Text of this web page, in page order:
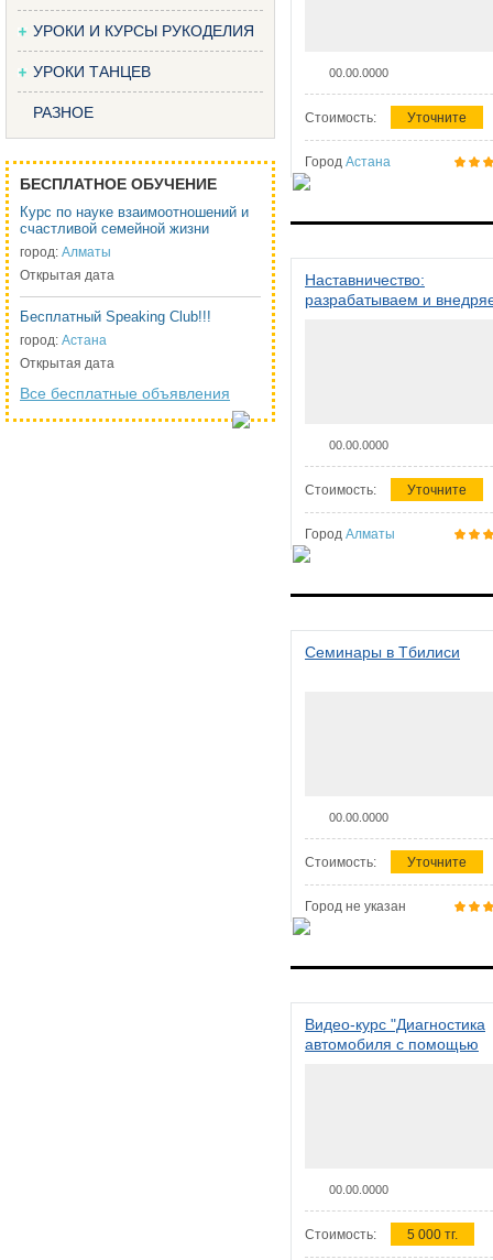
УРОКИ И КУРСЫ РУКОДЕЛИЯ
УРОКИ ТАНЦЕВ
РАЗНОЕ
БЕСПЛАТНОЕ ОБУЧЕНИЕ
Курс по науке взаимоотношений и
счастливой семейной жизни
город: Алматы
Открытая дата
Бесплатный Speaking Club!!!
город: Астана
Открытая дата
Все бесплатные объявления
00.00.0000
Стоимость: Уточните
Город Астана
Наставничество:
разрабатываем и
00.00.0000
Стоимость: Уточните
Город Алматы
Семинары в Тбилиси
00.00.0000
Стоимость: Уточните
Город не указан
Видео-курс "Диагностика
автомобиля с помощью
00.00.0000
Стоимость: 5 000 тг.